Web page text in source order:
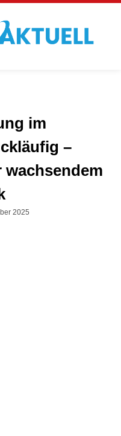
im
–
2025